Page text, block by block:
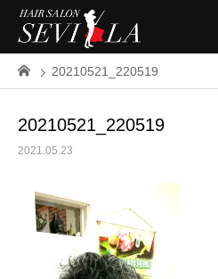
20210521_220519
20210521_220519
2021.05.23